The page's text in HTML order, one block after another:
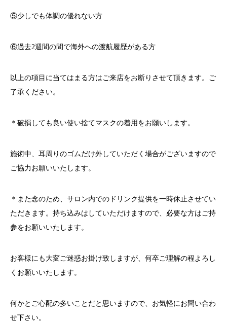
⑤少しでも体調の優れない方
⑥過去2週間の間で海外への渡航履歴がある方
以上の項目に当てはまる方はご来店をお断りさせて頂きます。ご
了承ください。
＊破損しても良い使い捨てマスクの着用をお願いします。
施術中、耳周りのゴムだけ外していただく場合がございますので
ご協力お願いいたします。
＊また念のため、サロン内でのドリンク提供を一時休止させてい
ただきます。持ち込みはしていただけますので、必要な方はご持
参をお願いいたします。
お客様にも大変ご迷惑お掛け致しますが、何卒ご理解の程よろし
くお願いいたします。
何かとご心配の多いことだと思いますので、お気軽にお問い合わ
せ下さい。